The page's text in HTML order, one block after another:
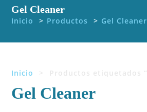
Gel Cleaner
Inicio > Productos > Gel Cleaner
Inicio
Gel Cleaner